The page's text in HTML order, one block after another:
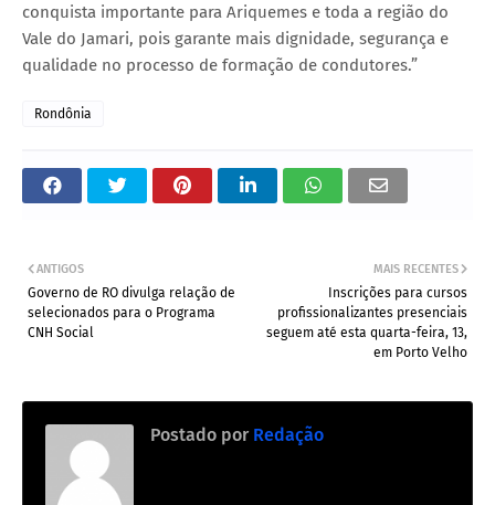
conquista importante para Ariquemes e toda a região do
Vale do Jamari, pois garante mais dignidade, segurança e
qualidade no processo de formação de condutores.”
Rondônia
MAIS RECENTES
Inscrições para cursos
profissionalizantes presenciais
seguem até esta quarta-feira, 13,
em Porto Velho
ANTIGOS
Governo de RO divulga relação de
selecionados para o Programa
CNH Social
Postado por Redação